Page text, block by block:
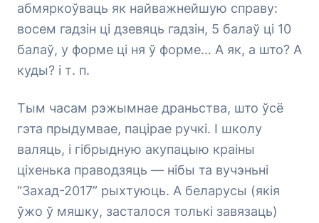
абмяркоўваць як найважнейшую справу:
восем гадзін ці дзевяць гадзін, 5 балаў ці 10
балаў, у форме ці ня ў форме… А як, а што? А
куды? і т. п.
Тым часам рэжымнае драньства, што ўсё
гэта прыдумвае, пацірае ручкі. І школу
валяць, і гібрыдную акупацыю краіны
ціхенька праводзяць — нібы та вучэньні
“Захад-2017” рыхтуюць. А беларусы (якія
ўжо ў мяшку, засталося толькі завязаць)